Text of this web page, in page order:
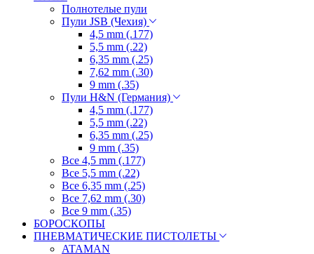
Полнотелые пули
Пули JSB (Чехия)
4,5 mm (.177)
5,5 mm (.22)
6,35 mm (.25)
7,62 mm (.30)
9 mm (.35)
Пули H&N (Германия)
4,5 mm (.177)
5,5 mm (.22)
6,35 mm (.25)
9 mm (.35)
Все 4,5 mm (.177)
Все 5,5 mm (.22)
Все 6,35 mm (.25)
Все 7,62 mm (.30)
Все 9 mm (.35)
БОРОСКОПЫ
ПНЕВМАТИЧЕСКИЕ ПИСТОЛЕТЫ
ATAMAN